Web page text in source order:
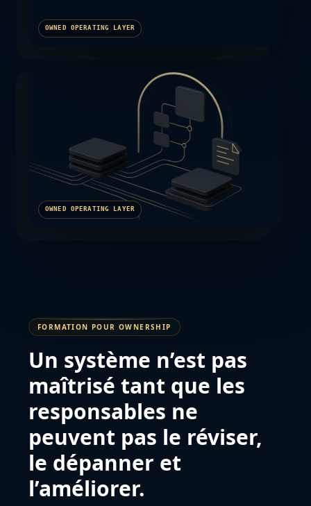
FORMATION POUR OWNERSHIP
Un système n’est pas
maîtrisé tant que les
responsables ne
peuvent pas le réviser,
le dépanner et
l’améliorer.